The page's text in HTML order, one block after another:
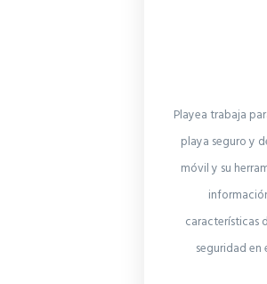
Playea trabaja
playa seguro y
móvil y su
características
seguridad en